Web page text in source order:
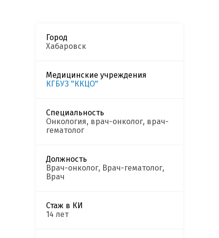
Город
Хабаровск
Медицинские учреждения
КГБУЗ "ККЦО"
Специальность
Онкология, врач-онколог, врач-
гематолог
Должность
Врач-онколог, Врач-гематолог,
Врач
Стаж в КИ
14 лет